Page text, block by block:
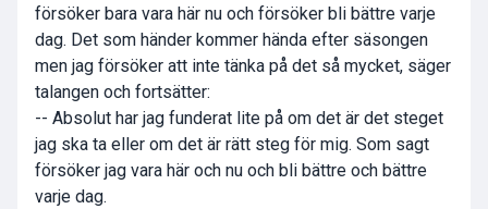
försöker bara vara här nu och försöker bli bättre varje
dag. Det som händer kommer hända efter säsongen
men jag försöker att inte tänka på det så mycket, säger
talangen och fortsätter:
-- Absolut har jag funderat lite på om det är det steget
jag ska ta eller om det är rätt steg för mig. Som sagt
försöker jag vara här och nu och bli bättre och bättre
varje dag.